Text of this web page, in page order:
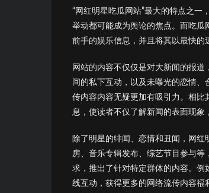
“网红明星吃瓜网站”最大的特点之
举动都可能成为舆论的焦点。而吃瓜
前手的娱乐信息，并且将其以最快的
网站的内容不仅仅是对大新闻的报
间的私下互动，以及未曝光的恋情
传内容内容无疑更加有吸引力。相
息，使读者不仅了解新闻的表面现象
除了明星的绯闻、恋情和丑闻，网
房、音乐专辑发布、综艺节目参与
求，推出了针对特定群体的内容。
线互动，获得更多的网络流传内容福